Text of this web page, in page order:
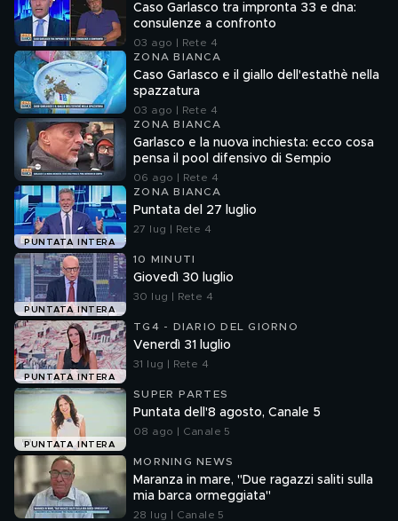
Caso Garlasco tra impronta 33 e dna:
consulenze a confronto
03 ago | Rete 4
ZONA BIANCA
Caso Garlasco e il giallo dell'estathè nella
spazzatura
03 ago | Rete 4
ZONA BIANCA
Garlasco e la nuova inchiesta: ecco cosa
pensa il pool difensivo di Sempio
06 ago | Rete 4
PUNTATA INTERA
ZONA BIANCA
Puntata del 27 luglio
27 lug | Rete 4
PUNTATA INTERA
10 MINUTI
Giovedì 30 luglio
30 lug | Rete 4
PUNTATA INTERA
TG4 - DIARIO DEL GIORNO
Venerdì 31 luglio
31 lug | Rete 4
PUNTATA INTERA
SUPER PARTES
Puntata dell'8 agosto, Canale 5
08 ago | Canale 5
MORNING NEWS
Maranza in mare, "Due ragazzi saliti sulla
mia barca ormeggiata"
28 lug | Canale 5